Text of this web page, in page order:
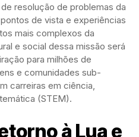
resolução de problemas da
de vista e experiências
mais complexos da
e social dessa missão será
para milhões de
e comunidades sub-
carreiras em ciência,
(STEM).
à Lua e